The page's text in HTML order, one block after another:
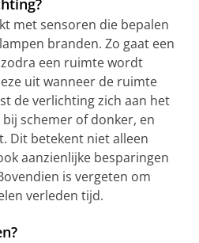
met sensoren die bepalen
branden. Zo gaat een
een ruimte wordt
uit wanneer de ruimte
de verlichting zich aan het
schemer of donker, en
Dit betekent niet alleen
aanzienlijke besparingen
is vergeten om
verleden tijd.